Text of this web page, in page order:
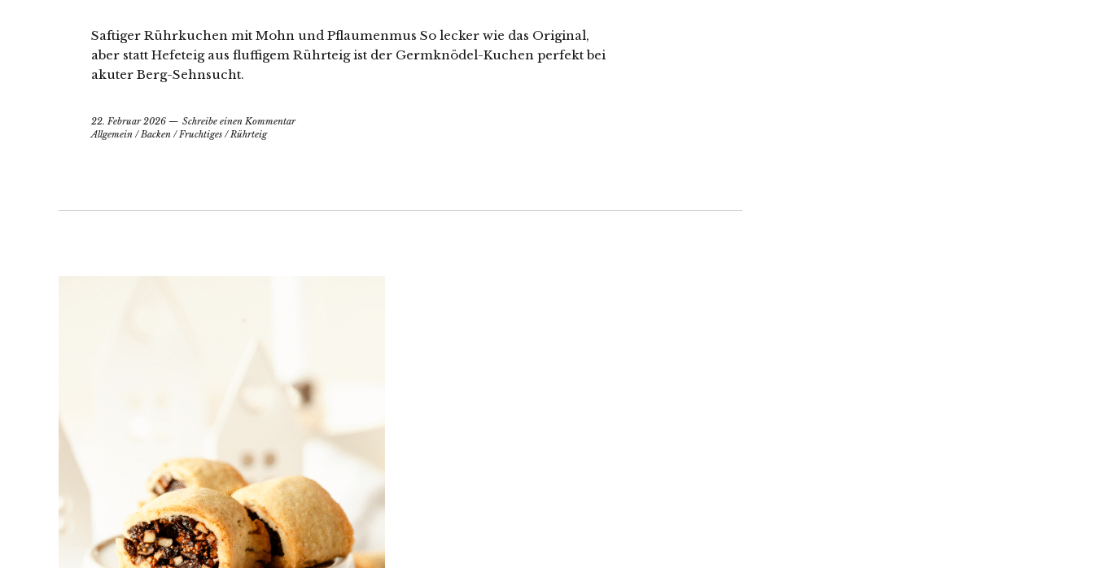
Saftiger Rührkuchen mit Mohn und Pflaumenmus So lecker wie das Original,
aber statt Hefeteig aus fluffigem Rührteig ist der Germknödel-Kuchen perfekt bei
akuter Berg-Sehnsucht.
22. Februar 2026
Schreibe einen Kommentar
Allgemein /Backen /Fruchtiges /Rührteig